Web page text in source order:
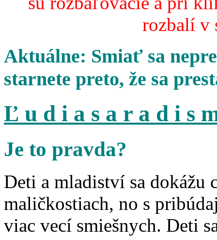
rozbalí v
Aktuálne: Smiať sa
starnete preto, že sa
Ľ u d i a s a r a d i s
Je to pravda?
Deti a mladiství sa dokážu
maličkostiach, no s
viac vecí smiešnych. Deti